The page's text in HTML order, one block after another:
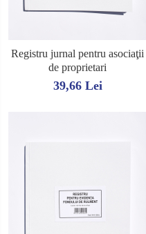
Registru jurnal pentru asociaţii
de proprietari
39,66 Lei